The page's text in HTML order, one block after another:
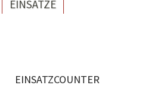
EINSÄTZE
EINSATZCOUNTER